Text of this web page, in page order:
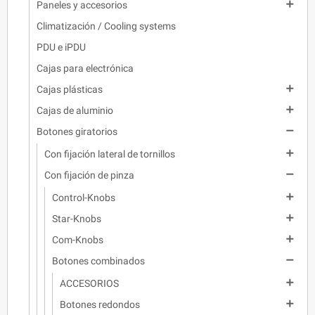
Paneles y accesorios

Climatización / Cooling systems
PDU e iPDU
Cajas para electrónica
Cajas plásticas

Cajas de aluminio

Botones giratorios

Con fijación lateral de tornillos

Con fijación de pinza

Control-Knobs

Star-Knobs

Com-Knobs

Botones combinados

ACCESORIOS

Botones redondos
